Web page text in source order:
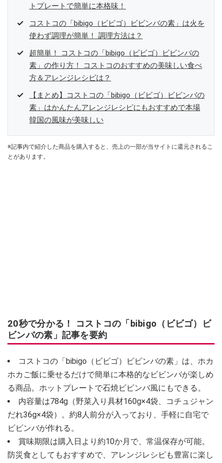
トプレートで簡単に本格味！
コストコの「bibigo（ビビゴ）ビビンバの素」は火を
使わず調理が簡単！ 調理方法は？
超簡単！ コストコの「bibigo（ビビゴ）ビビンバの
素」の作り方！ コストコのおすすめの美味しい食べ
方＆アレンジレシピは？
【まとめ】コストコの「bibigo（ビビゴ）ビビンバの
素」はかんたんアレンジレシピにもおすすめで本場
韓国の風味が美味しい
※記事内で紹介した商品を購入すると、売上の一部が当サイトに還元されるこ
とがあります。
20秒で分かる！ コストコの「bibigo（ビビゴ）ビ
ビンバの素」記事を要約
コストコの「bibigo（ビビゴ）ビビンバの素」は、ホカ
ホカご飯に乗せるだけで簡単に本格的なビビンバが楽しめ
る商品。ホットプレートで石焼ビビンバ風にもできる。
内容量は784g（野菜入り具材160g×4袋、コチュジャン
だれ36g×4袋）。約8人前分が入っており、手軽に自宅で
ビビンバが作れる。
賞味期限は購入日より約10か月で、常温保存が可能。
防災食としてもおすすめで、アレンジレシピも豊富に楽し